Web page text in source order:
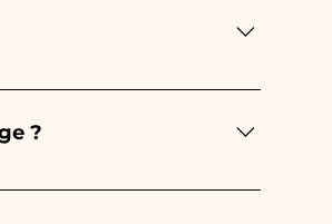
soin de vos commandes
?
De plus, dans toutes